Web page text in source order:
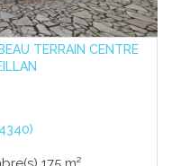
TERRAIN CENTRE